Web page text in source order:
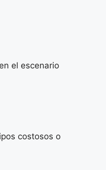
el escenario
costosos o